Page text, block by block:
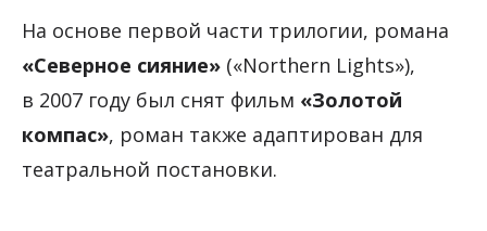
На основе первой части трилогии, романа
«Северное сияние» («Northern Lights»),
в 2007 году был снят фильм «Золотой
компас», роман также адаптирован для
театральной постановки.